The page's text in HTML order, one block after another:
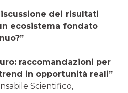
dei risultati
ecosistema fondato
raccomandazioni per
in opportunità reali”
Scientifico,